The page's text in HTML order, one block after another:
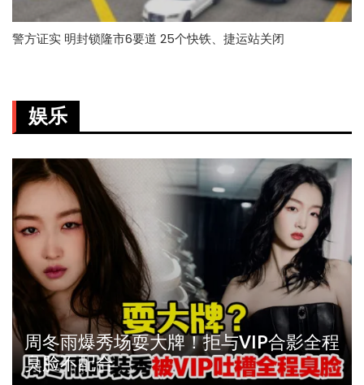
警方证实 明封锁隆市6要道 25个快铁、捷运站关闭
娱乐
周冬雨爆秀场耍大牌！拒与VIP合影全程
臭脸不配合